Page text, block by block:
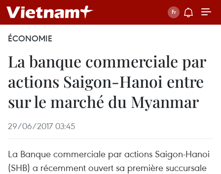
ÉCONOMIE
La banque commerciale par
actions Saigon-Hanoi entre
sur le marché du Myanmar
29/06/2017 03:45
La Banque commerciale par actions Saigon-Hanoi
(SHB) a récemment ouvert sa première succursale